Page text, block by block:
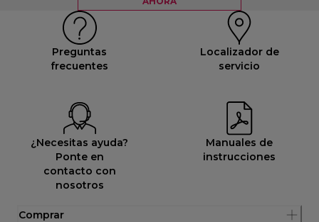
Preguntas
frecuentes
Localizador de
servicio
¿Necesitas ayuda?
Ponte en
contacto con
nosotros
Manuales de
instrucciones
Comprar